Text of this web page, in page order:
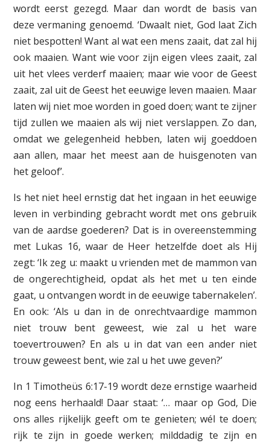
wordt eerst gezegd. Maar dan wordt de basis van
deze vermaning genoemd. ‘Dwaalt niet, God laat Zich
niet bespotten! Want al wat een mens zaait, dat zal hij
ook maaien. Want wie voor zijn eigen vlees zaait, zal
uit het vlees verderf maaien; maar wie voor de Geest
zaait, zal uit de Geest het eeuwige leven maaien. Maar
laten wij niet moe worden in goed doen; want te zijner
tijd zullen we maaien als wij niet verslappen. Zo dan,
omdat we gelegenheid hebben, laten wij goeddoen
aan allen, maar het meest aan de huisgenoten van
het geloof’.
Is het niet heel ernstig dat het ingaan in het eeuwige
leven in verbinding gebracht wordt met ons gebruik
van de aardse goederen? Dat is in overeenstemming
met Lukas 16, waar de Heer hetzelfde doet als Hij
zegt: ‘Ik zeg u: maakt u vrienden met de mammon van
de ongerechtigheid, opdat als het met u ten einde
gaat, u ontvangen wordt in de eeuwige tabernakelen’.
En ook: ‘Als u dan in de onrechtvaardige mammon
niet trouw bent geweest, wie zal u het ware
toevertrouwen? En als u in dat van een ander niet
trouw geweest bent, wie zal u het uwe geven?’
In 1 Timotheüs 6:17-19 wordt deze ernstige waarheid
nog eens herhaald! Daar staat: ‘… maar op God, Die
ons alles rijkelijk geeft om te genieten; wél te doen;
rijk te zijn in goede werken; milddadig te zijn en